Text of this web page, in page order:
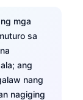
mga
sa
ang
nang
nagiging